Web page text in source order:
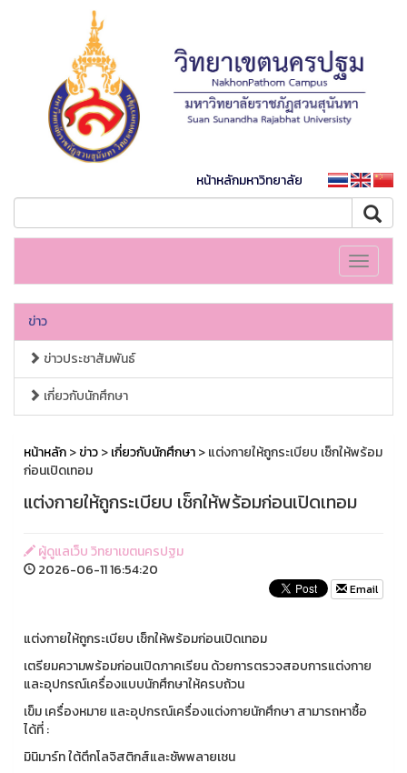
หน้าหลักมหาวิทยาลัย
Toggle
ข่าว
ข่าวประชาสัมพันธ์
เกี่ยวกับนักศึกษา
หน้าหลัก>ข่าว>เกี่ยวกับนักศึกษา> แต่งกายให้ถูกระเบียบ เช็กให้พร้อม
ก่อนเปิดเทอม
แต่งกายให้ถูกระเบียบ เช็กให้พร้อมก่อนเปิดเทอม
ผู้ดูแลเว็บ วิทยาเขตนครปฐม
2026-06-11 16:54:20
Email
แต่งกายให้ถูกระเบียบ เช็กให้พร้อมก่อนเปิดเทอม
เตรียมความพร้อมก่อนเปิดภาคเรียน ด้วยการตรวจสอบการแต่งกาย
และอุปกรณ์เครื่องแบบนักศึกษาให้ครบถ้วน
เข็ม เครื่องหมาย และอุปกรณ์เครื่องแต่งกายนักศึกษา สามารถหาซื้อ
ได้ที่ :
มินิมาร์ท ใต้ตึกโลจิสติกส์และซัพพลายเชน